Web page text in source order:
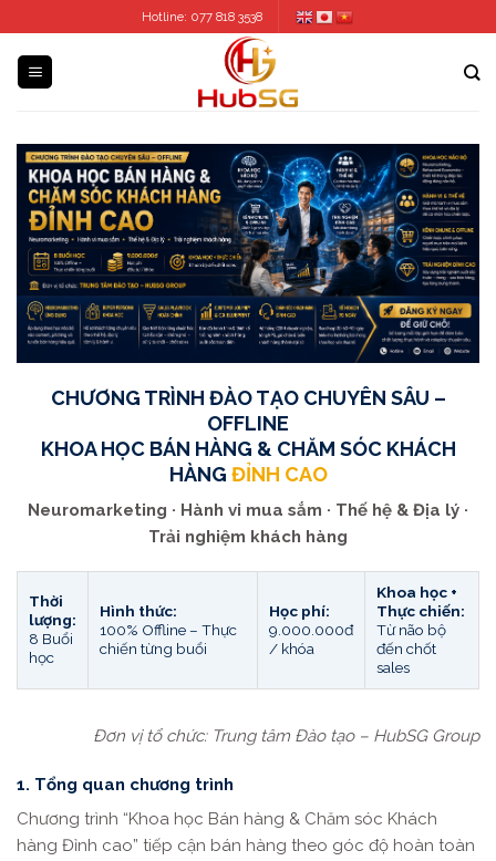
to
content
Hotline: 077 818 3538
CHƯƠNG TRÌNH ĐÀO TẠO CHUYÊN SÂU –
OFFLINE
KHOA HỌC BÁN HÀNG & CHĂM SÓC KHÁCH
HÀNG ĐỈNH CAO
Neuromarketing · Hành vi mua sắm · Thế hệ & Địa lý ·
Trải nghiệm khách hàng
Thời
lượng:
8 Buổi
học
Hình thức:
100% Offline – Thực
chiến từng buổi
Học phí:
9.000.000đ
/ khóa
Khoa học +
Thực chiến:
Từ não bộ
đến chốt
sales
Đơn vị tổ chức: Trung tâm Đào tạo – HubSG Group
1. Tổng quan chương trình
Chương trình “Khoa học Bán hàng & Chăm sóc Khách
hàng Đỉnh cao” tiếp cận bán hàng theo góc độ hoàn toàn